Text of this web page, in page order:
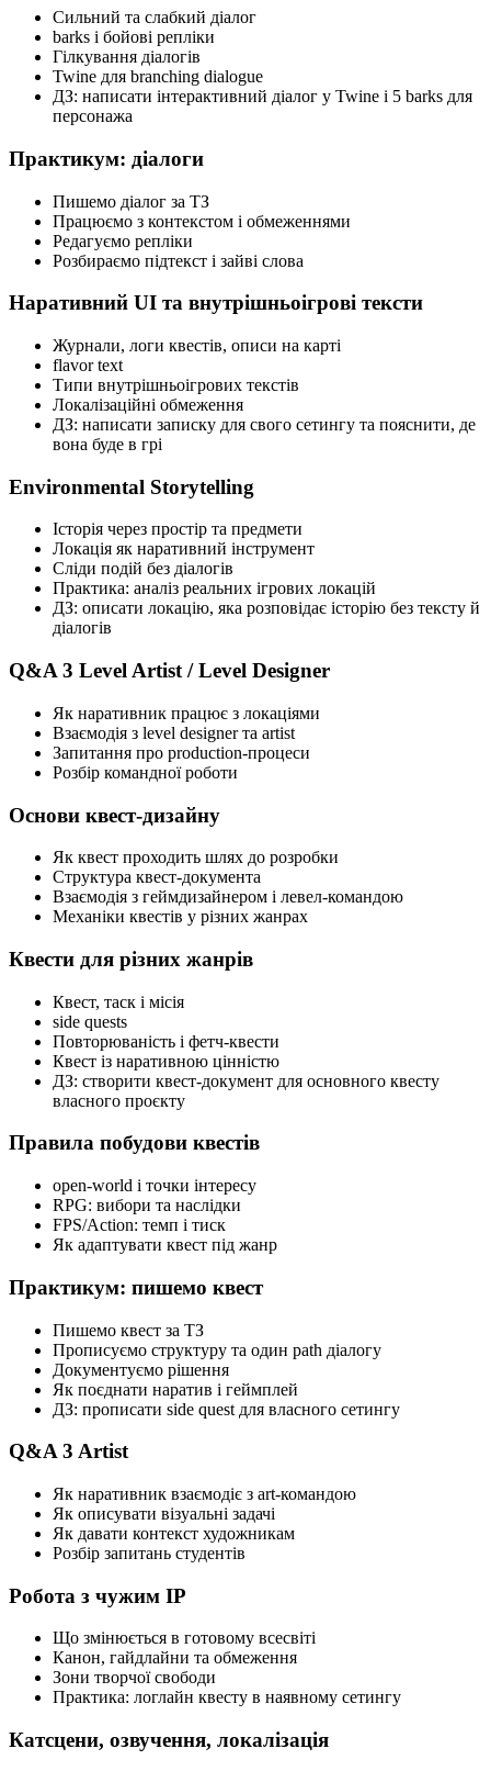
Сильний та слабкий діалог
barks і бойові репліки
Гілкування діалогів
Twine для branching dialogue
ДЗ: написати інтерактивний діалог у Twine і 5 barks для
персонажа
Практикум: діалоги
Пишемо діалог за ТЗ
Працюємо з контекстом і обмеженнями
Редагуємо репліки
Розбираємо підтекст і зайві слова
Наративний UI та внутрішньоігрові тексти
Журнали, логи квестів, описи на карті
flavor text
Типи внутрішньоігрових текстів
Локалізаційні обмеження
ДЗ: написати записку для свого сетингу та пояснити, де
вона буде в грі
Environmental Storytelling
Історія через простір та предмети
Локація як наративний інструмент
Сліди подій без діалогів
Практика: аналіз реальних ігрових локацій
ДЗ: описати локацію, яка розповідає історію без тексту й
діалогів
Q&A 3 Level Artist / Level Designer
Як наративник працює з локаціями
Взаємодія з level designer та artist
Запитання про production-процеси
Розбір командної роботи
Основи квест-дизайну
Як квест проходить шлях до розробки
Структура квест-документа
Взаємодія з геймдизайнером і левел-командою
Механіки квестів у різних жанрах
Квести для різних жанрів
Квест, таск і місія
side quests
Повторюваність і фетч-квести
Квест із наративною цінністю
ДЗ: створити квест-документ для основного квесту
власного проєкту
Правила побудови квестів
open-world і точки інтересу
RPG: вибори та наслідки
FPS/Action: темп і тиск
Як адаптувати квест під жанр
Практикум: пишемо квест
Пишемо квест за ТЗ
Прописуємо структуру та один path діалогу
Документуємо рішення
Як поєднати наратив і геймплей
ДЗ: прописати side quest для власного сетингу
Q&A 3 Artist
Як наративник взаємодіє з art-командою
Як описувати візуальні задачі
Як давати контекст художникам
Розбір запитань студентів
Робота з чужим IP
Що змінюється в готовому всесвіті
Канон, гайдлайни та обмеження
Зони творчої свободи
Практика: логлайн квесту в наявному сетингу
Катсцени, озвучення, локалізація